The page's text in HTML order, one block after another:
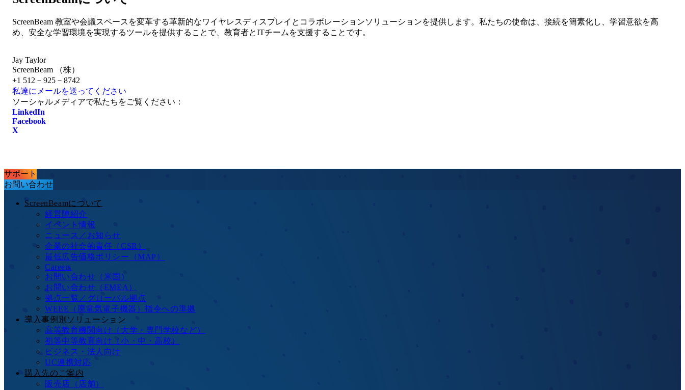
ScreenBeam 教室や会議スペースを変革する革新的なワイヤレスディスプレイとコラボレーションソリューションを提供します。私たちの使命は、接続を簡素化し、学習意欲を高
め、安全な学習環境を実現するツールを提供することで、教育者とITチームを支援することです。
Jay Taylor
ScreenBeam （株）
+1 512－925－8742
私達にメールを送ってください
ソーシャルメディアで私たちをご覧ください：
LinkedIn
Facebook
X
サポート
お問い合わせ
ScreenBeamについて
経営陣紹介
イベント情報
ニュース／お知らせ
企業の社会的責任（CSR）
最低広告価格ポリシー（MAP）
Careers
お問い合わせ（米国）
お問い合わせ（EMEA）
拠点一覧／グローバル拠点
WEEE（廃電気電子機器）指令への準拠
導入事例別ソリューション
高等教育機関向け（大学・専門学校など）
初等中等教育向け（小・中・高校）
ビジネス・法人向け
UC連携対応
購入先のご案内
販売店（店舗）